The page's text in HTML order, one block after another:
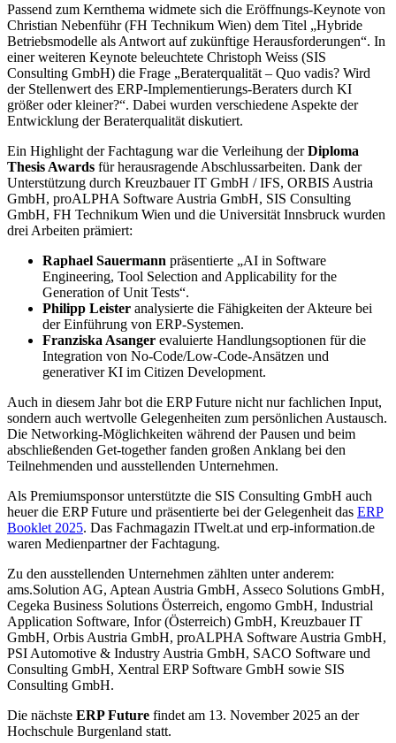
Passend zum Kernthema widmete sich die Eröffnungs-Keynote von
Christian Nebenführ (FH Technikum Wien) dem Titel „Hybride
Betriebsmodelle als Antwort auf zukünftige Herausforderungen“. In
einer weiteren Keynote beleuchtete Christoph Weiss (SIS
Consulting GmbH) die Frage „Beraterqualität – Quo vadis? Wird
der Stellenwert des ERP-Implementierungs-Beraters durch KI
größer oder kleiner?“. Dabei wurden verschiedene Aspekte der
Entwicklung der Beraterqualität diskutiert.
Ein Highlight der Fachtagung war die Verleihung derDiploma
Thesis Awards für herausragende Abschlussarbeiten. Dank der
Unterstützung durch Kreuzbauer IT GmbH / IFS, ORBIS Austria
GmbH, proALPHA Software Austria GmbH, SIS Consulting
GmbH, FH Technikum Wien und die Universität Innsbruck wurden
drei Arbeiten prämiert:
Raphael Sauermann präsentierte „AI in Software
Engineering, Tool Selection and Applicability for the
Generation of Unit Tests“.
Philipp Leister analysierte die Fähigkeiten der Akteure bei
der Einführung von ERP-Systemen.
Franziska Asanger evaluierte Handlungsoptionen für die
Integration von No-Code/Low-Code-Ansätzen und
generativer KI im Citizen Development.
Auch in diesem Jahr bot die ERP Future nicht nur fachlichen Input,
sondern auch wertvolle Gelegenheiten zum persönlichen Austausch.
Die Networking-Möglichkeiten während der Pausen und beim
abschließenden Get-together fanden großen Anklang bei den
Teilnehmenden und ausstellenden Unternehmen.
Als Premiumsponsor unterstützte die SIS Consulting GmbH auch
heuer die ERP Future und präsentierte bei der Gelegenheit das ERP
Booklet 2025. Das Fachmagazin ITwelt.at und erp-information.de
waren Medienpartner der Fachtagung.
Zu den ausstellenden Unternehmen zählten unter anderem:
ams.Solution AG, Aptean Austria GmbH, Asseco Solutions GmbH,
Cegeka Business Solutions Österreich, engomo GmbH, Industrial
Application Software, Infor (Österreich) GmbH, Kreuzbauer IT
GmbH, Orbis Austria GmbH, proALPHA Software Austria GmbH,
PSI Automotive & Industry Austria GmbH, SACO Software und
Consulting GmbH, Xentral ERP Software GmbH sowie SIS
Consulting GmbH.
Die nächste ERP Future findet am 13. November 2025 an der
Hochschule Burgenland statt.